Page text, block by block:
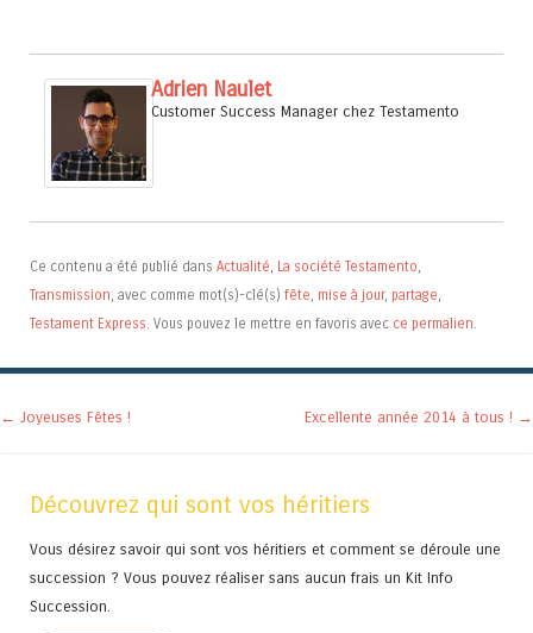
Adrien Naulet
Customer Success Manager chez Testamento
Ce contenu a été publié dans Actualité La société Testamento
Transmission , avec comme mot(s)-clé(s) fête mise à jour, partage
Testament Express . Vous pouvez le mettre en favoris avec ce permalien
Navigation des articles
← Joyeuses Fêtes ! Excellente année 2014 à tous ! →
Découvrez qui sont vos héritiers
Vous désirez savoir qui sont vos héritiers et comment se déroule une
succession ? Vous pouvez réaliser sans aucun frais un Kit Info
Succession.